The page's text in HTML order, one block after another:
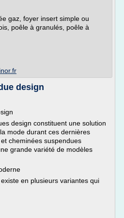
gaz, foyer insert simple ou
poêle à granulés, poêle à
design
design constituent une solution
mode durant ces dernières
cheminées suspendues
grande variété de modèles
en plusieurs variantes qui